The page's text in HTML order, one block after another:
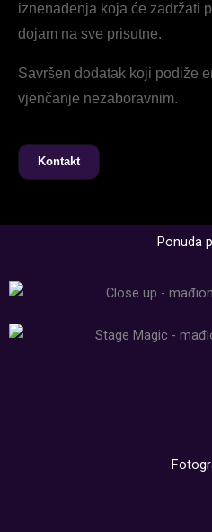
iznenađenja koja će zadržati
dojam na sve prisutne.
Savršen dodatak koji podiže
vjenčanje nezaboravnim.
Kontakt
Ponuda